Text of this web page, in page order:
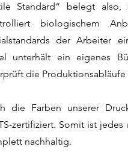
Standard“ belegt
biologischem
der Arbeiter
unterhält ein eigenes
die
die Farben unserer
zertifiziert. Somit ist jedes
nachhaltig.